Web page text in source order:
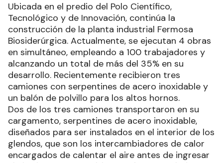
Ubicada en el predio del Polo Científico,
Tecnológico y de Innovación, continúa la
construcción de la planta industrial Fermosa
Biosiderúrgica. Actualmente, se ejecutan 4 obras
en simultáneo, empleando a 100 trabajadores y
alcanzando un total de más del 35% en su
desarrollo. Recientemente recibieron tres
camiones con serpentines de acero inoxidable y
un balón de polvillo para los altos hornos.
Dos de los tres camiones transportaron en su
cargamento, serpentines de acero inoxidable,
diseñados para ser instalados en el interior de los
glendos, que son los intercambiadores de calor
encargados de calentar el aire antes de ingresar